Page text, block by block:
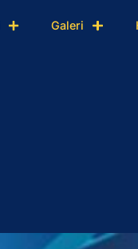
Galeri